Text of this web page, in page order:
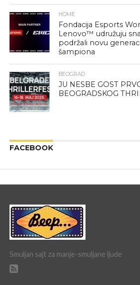
HOME
Fondacija Esports
Lenovo™ udružuju
podržali novu
šampiona
BEOGRAD
JU NESBE GOST
BEOGRADSKOG
FACEBOOK
Smuljan sajt za manje-smuljane ljude